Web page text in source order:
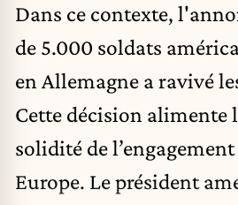
Dans ce contexte,
de 5.000 soldats
en Allemagne a ravivé
Cette décision alimente
solidité de
Europe. Le président